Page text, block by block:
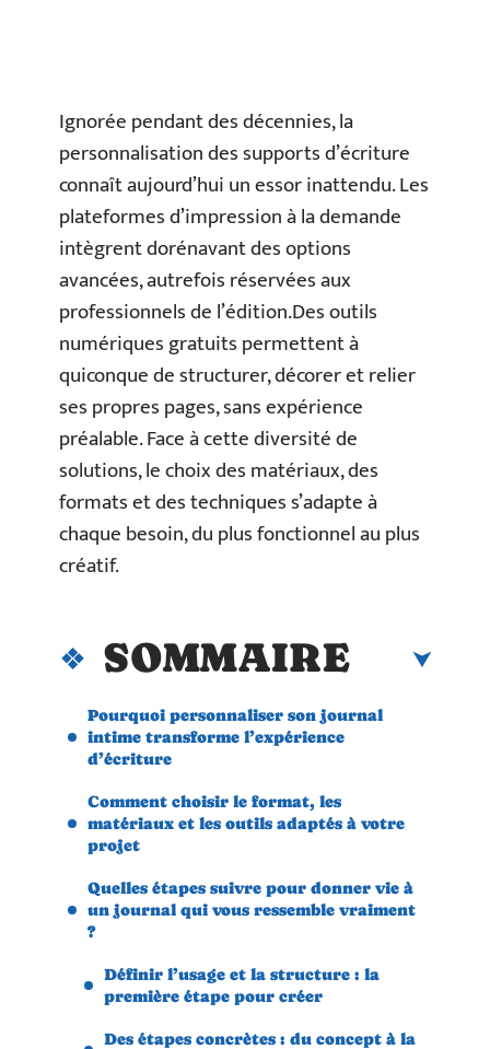
Ignorée pendant des décennies, la
personnalisation des supports d’écriture
connaît aujourd’hui un essor inattendu. Les
plateformes d’impression à la demande
intègrent dorénavant des options
avancées, autrefois réservées aux
professionnels de l’édition.Des outils
numériques gratuits permettent à
quiconque de structurer, décorer et relier
ses propres pages, sans expérience
préalable. Face à cette diversité de
solutions, le choix des matériaux, des
formats et des techniques s’adapte à
chaque besoin, du plus fonctionnel au plus
créatif.
SOMMAIRE
Pourquoi personnaliser son journal
intime transforme l’expérience
d’écriture
Comment choisir le format, les
matériaux et les outils adaptés à votre
projet
Quelles étapes suivre pour donner vie à
un journal qui vous ressemble vraiment
?
Définir l’usage et la structure : la
première étape pour créer
Des étapes concrètes : du concept à la